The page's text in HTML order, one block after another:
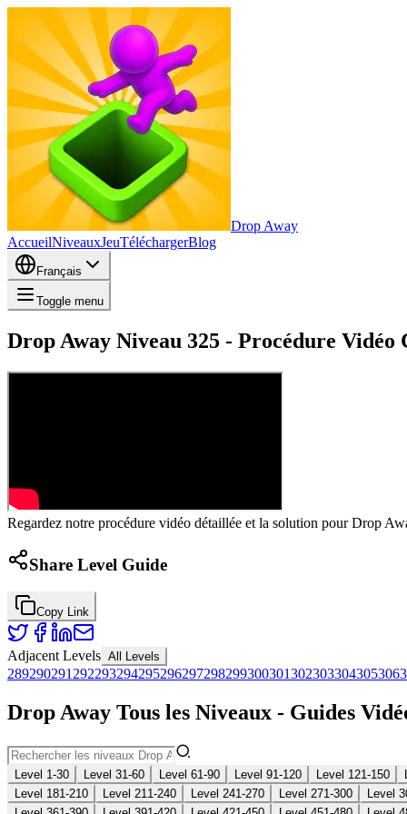
Drop Away
AccueilNiveauxJeuTéléchargerBlog
Français
Toggle menu
Drop Away Niveau 325 - Procédure Vidéo
Regardez notre procédure vidéo détaillée et la solution pour Drop
Share Level Guide
Copy Link
Adjacent Levels All Levels
289290291 292293294295296297298299300301302303304305306
Drop Away Tous les Niveaux - Guides
Level 1-30 Level 31-60 Level 61-90 Level 91-120 Level 121-150
Level 181-210
Level 211-240 Level 241-270 Level 271-300
Level